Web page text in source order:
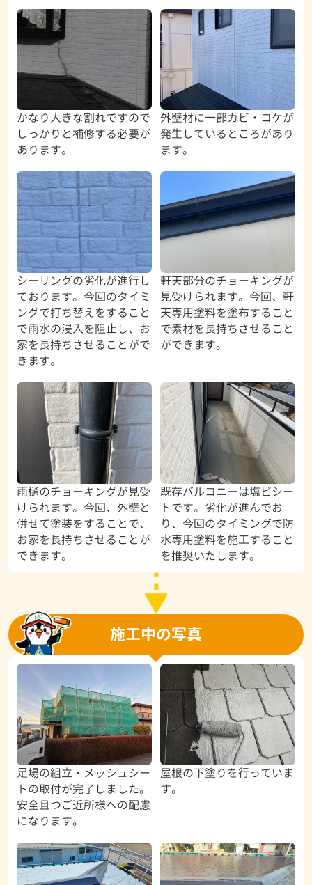
かなり大きな割れですので
しっかりと補修する必要が
あります。
外壁材に一部カビ・コケが
発生しているところがあり
ます。
シーリングの劣化が進行し
ております。今回のタイミ
ングで打ち替えをすること
で雨水の浸入を阻止し、お
家を長持ちさせることがで
きます。
軒天部分のチョーキングが
見受けられます。今回、軒
天専用塗料を塗布すること
で素材を長持ちさせること
ができます。
雨樋のチョーキングが見受
けられます。今回、外壁と
併せて塗装をすることで、
お家を長持ちさせることが
できます。
既存バルコニーは塩ビシー
トです。劣化が進んでお
り、今回のタイミングで防
水専用塗料を施工すること
を推奨いたします。
施工中の写真
足場の組立・メッシュシー
トの取付が完了しました。
安全且つご近所様への配慮
になります。
屋根の下塗りを行っていま
す。